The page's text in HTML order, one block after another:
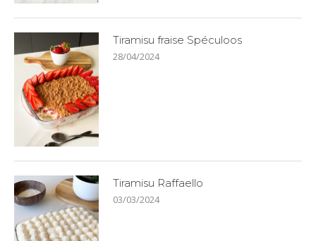
Tiramisu fraise Spéculoos
28/04/2024
Tiramisu Raffaello
03/03/2024